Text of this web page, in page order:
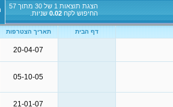
הצגת תוצאות 1 של 30 מתוך 57
החיפוש לקח0.02 שניות.
דף הבית תאריך הצטרפות
20-04-07
05-10-05
21-01-07